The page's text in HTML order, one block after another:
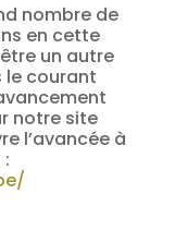
nombre de
en cette
un autre
le courant
notre site
l’avancée à